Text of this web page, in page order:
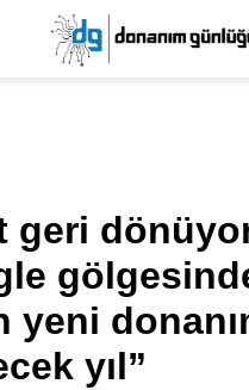
geri
yeni
yıl”